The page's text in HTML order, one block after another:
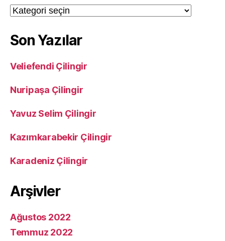
Kategoriler
Son Yazılar
Veliefendi Çilingir
Nuripaşa Çilingir
Yavuz Selim Çilingir
Kazımkarabekir Çilingir
Karadeniz Çilingir
Arşivler
Ağustos 2022
Temmuz 2022